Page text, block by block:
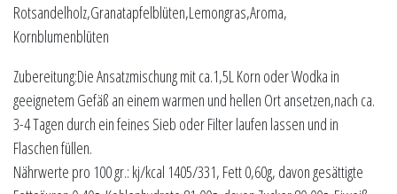
Rotsandelholz,Granatapfelblüten,Lemongras,Aroma,
Kornblumenblüten
Zubereitung:Die Ansatzmischung mit ca.1,5L Korn oder Wodka in
geeignetem Gefäß an einem warmen und hellen Ort ansetzen,nach ca.
3-4 Tagen durch ein feines Sieb oder Filter laufen lassen und in
Flaschen füllen.
Nährwerte pro 100 gr.: kj/kcal 1405/331, Fett 0,60g, davon gesättigte